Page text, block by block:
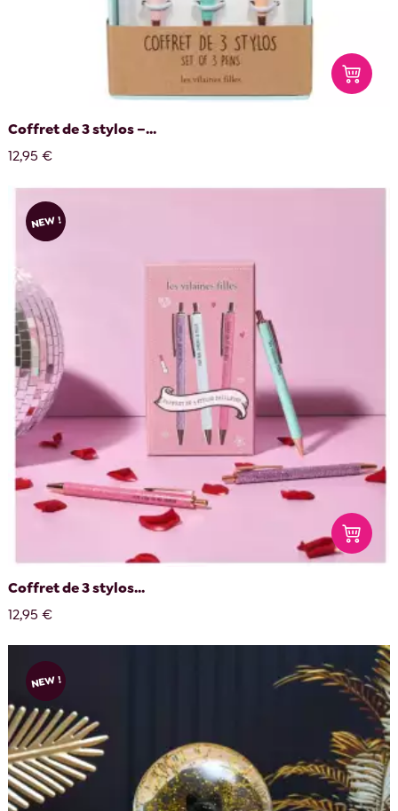
Coffret de 3 stylos –...
12,95 €
NEW !
Coffret de 3 stylos...
12,95 €
NEW !